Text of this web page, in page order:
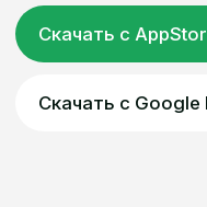
Работает только на